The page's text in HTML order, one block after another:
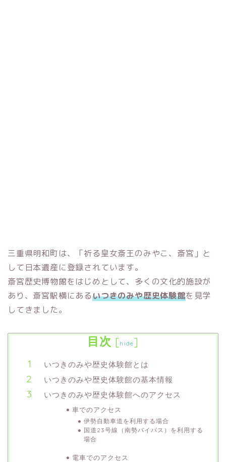
三重県明和町は、「祈る皇女斎王のみやこ、斎宮」と
して日本遺産に登録されています。
斎宮歴史博物館をはじめとして、多くの文化的施設が
あり、斎宮駅横にあるいつきのみや歴史体験館を見学
してきました。
目次 [hide]
いつきのみや歴史体験館とは
いつきのみや歴史体験館の基本情報
いつきのみや歴史体験館へのアクセス
車でのアクセス
伊勢自動車道を利用する場合
国道23号線（南勢バイパス）を利用する
場合
電車でのアクセス